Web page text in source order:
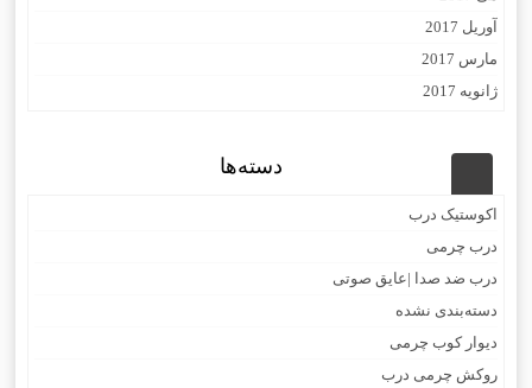
آوریل 2017
مارس 2017
ژانویه 2017
دسته‌ها
اکوستیک درب
درب چرمی
درب ضد صدا |عایق صوتی
دسته‌بندی نشده
دیوار کوب چرمی
روکش چرمی درب